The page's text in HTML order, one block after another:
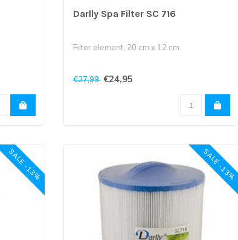
Darlly Spa Filter SC 716
Filter element, 20 cm x 12 cm
Bovenkant is gesloten, onderkant is 3,8
€27,99 €24,95
SALE -13% SALE -13%